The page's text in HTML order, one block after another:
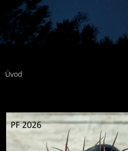
Úvod